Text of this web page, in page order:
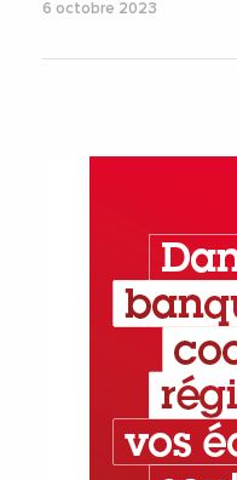
6 octobre 2023